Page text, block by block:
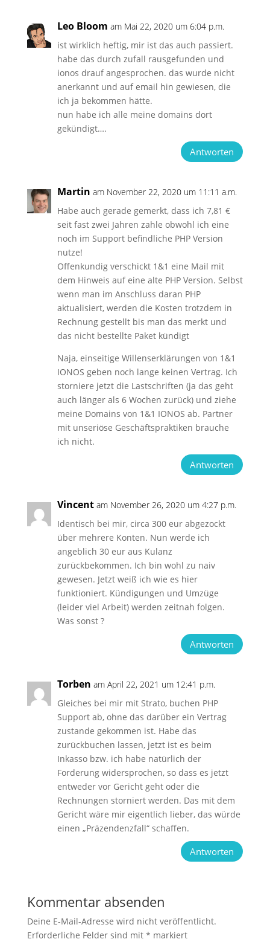
Leo Bloom am Mai 22, 2020 um 6:04 p.m.
ist wirklich heftig, mir ist das auch passiert.
habe das durch zufall rausgefunden und
ionos drauf angesprochen. das wurde nicht
anerkannt und auf email hin gewiesen, die
ich ja bekommen hätte.
nun habe ich alle meine domains dort
gekündigt….
Antworten
Martin am November 22, 2020 um 11:11 a.m.
Habe auch gerade gemerkt, dass ich 7,81 €
seit fast zwei Jahren zahle obwohl ich eine
noch im Support befindliche PHP Version
nutze!
Offenkundig verschickt 1&1 eine Mail mit
dem Hinweis auf eine alte PHP Version. Selbst
wenn man im Anschluss daran PHP
aktualisiert, werden die Kosten trotzdem in
Rechnung gestellt bis man das merkt und
das nicht bestellte Paket kündigt
Naja, einseitige Willenserklärungen von 1&1
IONOS geben noch lange keinen Vertrag. Ich
storniere jetzt die Lastschriften (ja das geht
auch länger als 6 Wochen zurück) und ziehe
meine Domains von 1&1 IONOS ab. Partner
mit unseriöse Geschäftspraktiken brauche
ich nicht.
Antworten
Vincent am November 26, 2020 um 4:27 p.m.
Identisch bei mir, circa 300 eur abgezockt
über mehrere Konten. Nun werde ich
angeblich 30 eur aus Kulanz
zurückbekommen. Ich bin wohl zu naiv
gewesen. Jetzt weiß ich wie es hier
funktioniert. Kündigungen und Umzüge
(leider viel Arbeit) werden zeitnah folgen.
Was sonst ?
Antworten
Torben am April 22, 2021 um 12:41 p.m.
Gleiches bei mir mit Strato, buchen PHP
Support ab, ohne das darüber ein Vertrag
zustande gekommen ist. Habe das
zurückbuchen lassen, jetzt ist es beim
Inkasso bzw. ich habe natürlich der
Forderung widersprochen, so dass es jetzt
entweder vor Gericht geht oder die
Rechnungen storniert werden. Das mit dem
Gericht wäre mir eigentlich lieber, das würde
einen „Präzendenzfall“ schaffen.
Antworten
Kommentar absenden
Deine E-Mail-Adresse wird nicht veröffentlicht.
Erforderliche Felder sind mit * markiert